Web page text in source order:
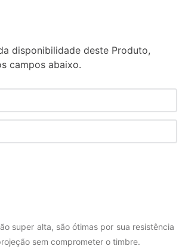
disponibilidade deste Produto,
campos abaixo.
super alta, são ótimas por sua resistência
sem comprometer o timbre.